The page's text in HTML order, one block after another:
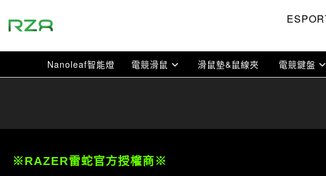
到
要
Nanoleaf智能燈 電競滑鼠 滑鼠墊&鼠線夾 電競鍵盤
※RAZER雷蛇官方授權商※